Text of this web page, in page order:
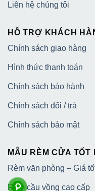
Liên hệ chúng tôi
HỖ TRỢ KHÁCH
Chính sách giao hàng
Hình thức thanh toán
Chính sách bảo hành
Chính sách đổi / trả
Chính sách bảo mật
MẪU RÈM CỬA TỐT
Rèm văn phòng – Giá
Rèm cầu vồng cao cấp